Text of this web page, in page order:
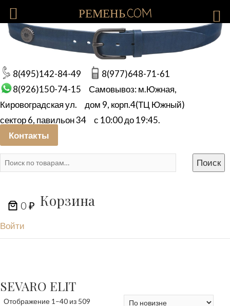
8(495)142-84-49
8(977)648-71-61
8(926)150-74-15
Самовывоз: м.Южная,
Кировоградская ул.
дом 9, корп.4(ТЦ Южный)
сектор 6, павильон 34
с 10:00 до 19:45.
Контакты
Искать:
Поиск
0 ₽
Войти
Корзина
SEVARO ELIT
Отображение 1–40 из 509 Сортировка:
РЕМЕНЬ.COM